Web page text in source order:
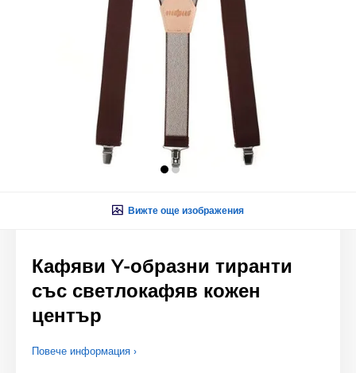
Вижте още изображения
Кафяви Y-образни тиранти
със светлокафяв кожен
център
Повече информация ›